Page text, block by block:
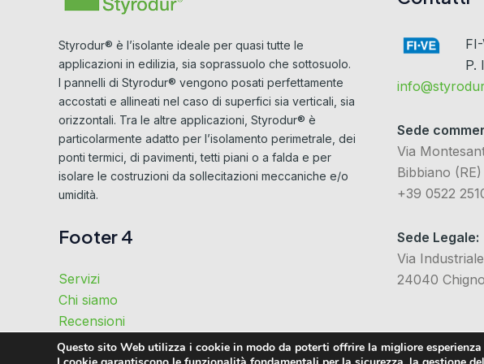
Styrodur® è l’isolante ideale per quasi tutte le
applicazioni in edilizia, sia soprassuolo che sottosuolo.
I pannelli di Styrodur® vengono posati perfettamente
accostati e allineati nel caso di superfici sia verticali, sia
orizzontali. Tra le altre applicazioni, Styrodur® è
particolarmente adatto per l’isolamento perimetrale, dei
ponti termici, di pavimenti, tetti piani o a falda e per
isolare le costruzioni da sollecitazioni meccaniche e/o
umidità.
Footer 4
Servizi
Chi siamo
Recensioni
Perché noi
P.
Sede
Via
Bibbiano (RE)
+39 0522
Sede Legale:
Via
24040
Questo sito Web utilizza i cookie in modo da poterti offrire la migliore